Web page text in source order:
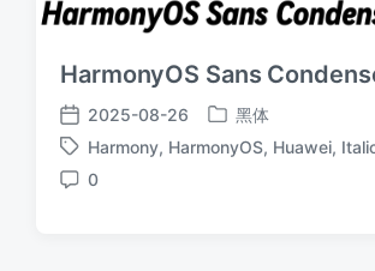
HarmonyOS Sans
发
布
日
2025-08-26
发
布
黑体
标
签
Harmony, HarmonyOS, Huawei,
评
0